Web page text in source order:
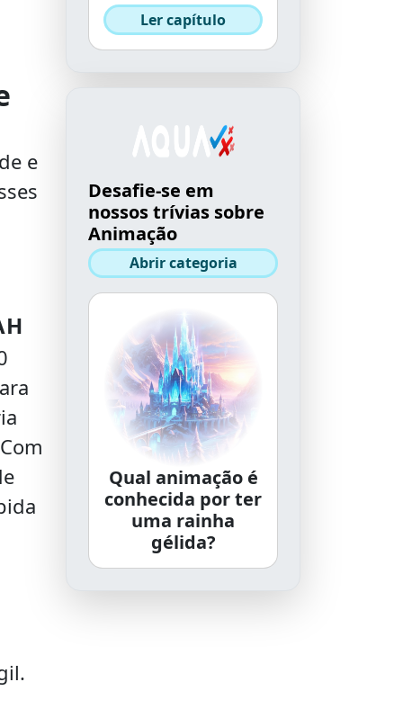
e
Ler capítulo
Desafie-se em
nossos trívias sobre
Animação
Abrir categoria
Qual animação é
conhecida por ter
uma rainha
gélida?